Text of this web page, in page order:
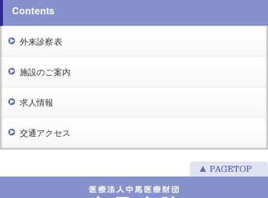
Contents
外来診察表
施設のご案内
求人情報
交通アクセス